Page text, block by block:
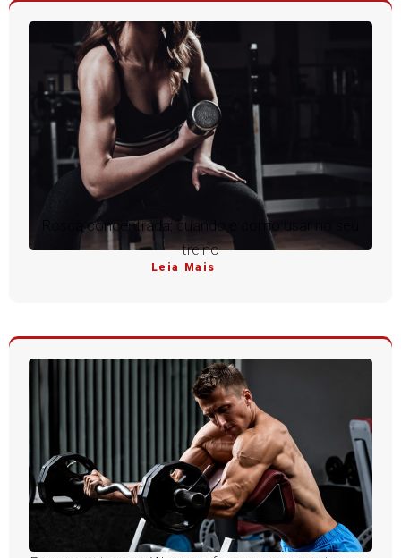
Rosca concentrada: quando e como usar no seu
treino
Leia Mais